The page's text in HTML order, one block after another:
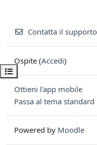
Apri indice del corso
Contatta il supporto
Ospite (Accedi)
Ottieni l'app mobile
Passa al tema standard
Powered by Moodle